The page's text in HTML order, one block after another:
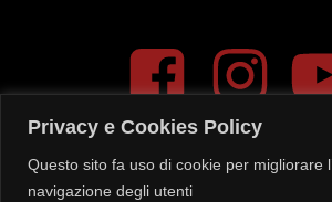
Privacy e Cookies Policy
Questo sito fa uso di cookie per migliorare
navigazione degli utenti
La segreteria del teatro
LUN-VEN – 16:00-